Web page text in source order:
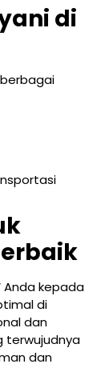
di
Anda kepada
di
dan
terwujudnya
dan